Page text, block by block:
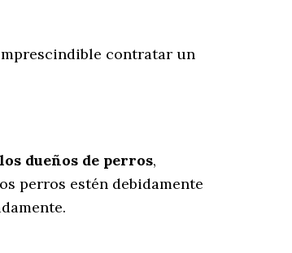
contratar un
dueños de perros,
perros estén debidamente